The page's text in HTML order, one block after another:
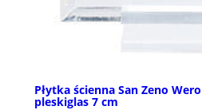
Płytka ścienna San Zeno
pleskiglas 7 cm